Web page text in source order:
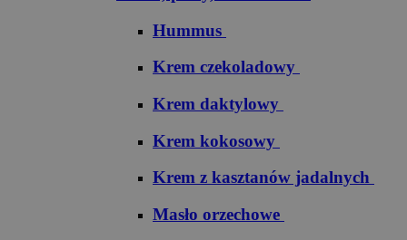
Hummus
Krem czekoladowy
Krem daktylowy
Krem kokosowy
Krem z kasztanów jadalnych
Masło orzechowe